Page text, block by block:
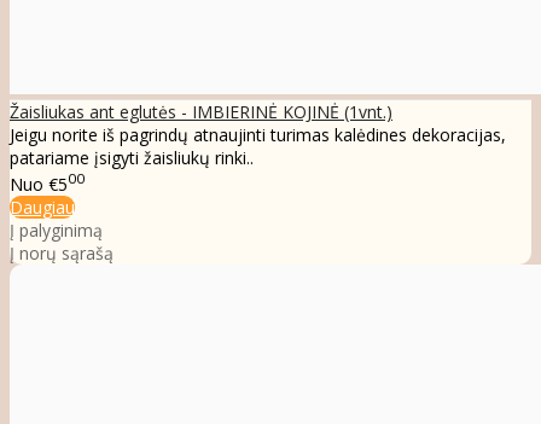
Žaisliukas ant eglutės - IMBIERINĖ KOJINĖ (1vnt.)
Jeigu norite iš pagrindų atnaujinti turimas kalėdines dekoracijas,
patariame įsigyti žaisliukų rinki..
Nuo €500
Daugiau
Į palyginimą
Į norų sąrašą